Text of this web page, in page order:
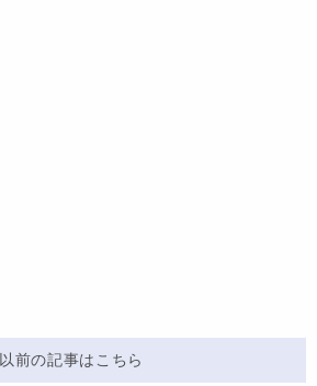
以前の記事はこちら